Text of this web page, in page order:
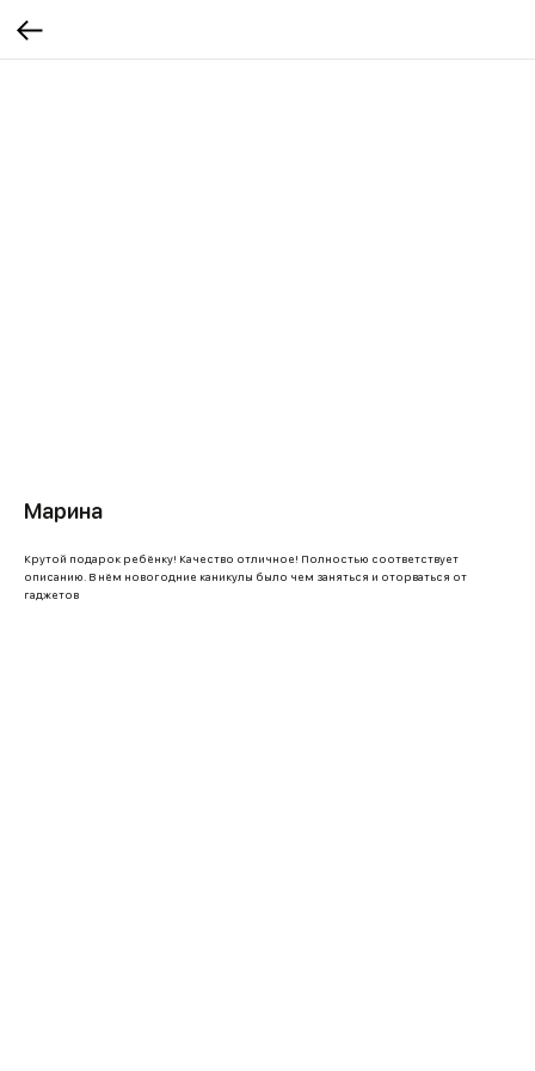
Марина
Крутой подарок ребёнку! Качество отличное! Полностью соответствует
описанию. В нём новогодние каникулы было чем заняться и оторваться от
гаджетов